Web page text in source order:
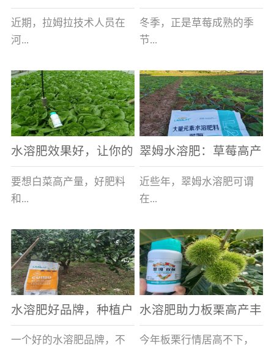
老棚土好产量高
近期，拉姆拉技术人员在
河...
南走访时，发现当地许多
蔬菜产区，老棚数量占多
数，连年的重茬、土壤板
结等原因，导致土壤差，
作物根系...
植户指名要使用
冬季，正是草莓成熟的季
节...
，也是山东窦大哥开心的
时刻，从一大早接到收购
商的电话，就开始在草莓
大棚里忙碌。为什么窦大
哥家的草...
水溶肥效果好，让你的
白菜增产不是问题
要想白菜高产量，好肥料
和...
好的技术管理缺一不可，
相信广大白菜种植户们都
深有体会。今天就一起来
看看，什么样的水溶肥可
以让你的...
翠姆水溶肥：草莓高产
的好帮手
近些年，翠姆水溶肥可谓
在...
河北草莓区域话题不减，
不但在草莓上表现效果明
显，使用的种植户更是越
来越多。今天，借此机
会，一起来...
水溶肥好品牌，种植户
纷纷为“翠姆“点赞
一个好的水溶肥品牌，不
水溶肥助力板栗高产丰
产
今年板栗行情居高不下，